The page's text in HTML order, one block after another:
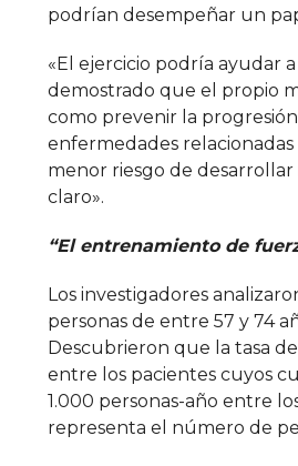
podrían desempeñar un
«El ejercicio podría ayudar
demostrado que el propio
como prevenir la
enfermedades
menor riesgo de
claro».
“El entrenamiento de
Los investigadores
personas de entre 57 y 74
Descubrieron que la tasa
entre los pacientes cuyos
1.000 personas-año entre
representa el número de